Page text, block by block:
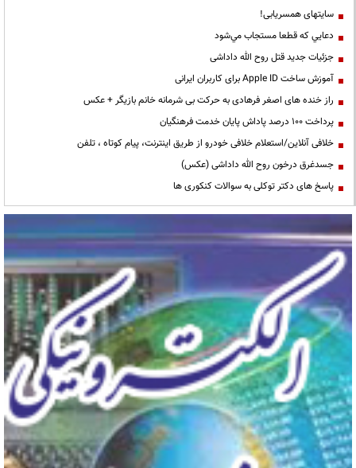
سایتهای همسریابی!
دعايي كه قطعا مستجاب مي‌شود
جزئیات جدید قتل روح الله داداشی
آموزش ساخت Apple ID برای کاربران ایرانی
راز خنده های اصغر فرهادی به حرکت بی شرمانه خانم بازیگر + عکس
پرداخت ۱۰۰ درصد پاداش پایان خدمت فرهنگیان
خلافی آنلاین/استعلام خلافی خودرو از طریق اینترنت، پیام کوتاه ، تلفن
جسدغرق درخون روح الله داداشی (عکس)
پاسخ های دکتر توکلی به سوالات کنکوری ها